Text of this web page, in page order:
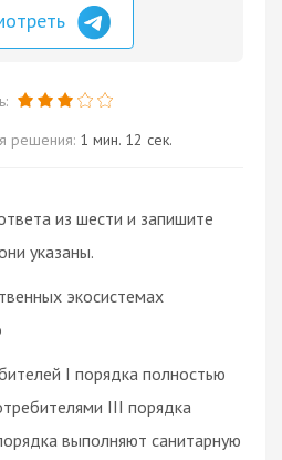
решения: 1 мин. 12 сек.
из шести и запишите
указаны.
экосистемах
I порядка полностью
III порядка
выполняют санитарную